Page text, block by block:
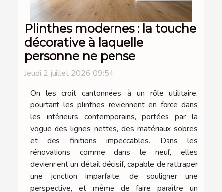
Plinthes modernes : la touche
décorative à laquelle
personne ne pense
Jeudi 2 juillet 2026 09:54
On les croit cantonnées à un rôle utilitaire,
pourtant les plinthes reviennent en force dans
les intérieurs contemporains, portées par la
vogue des lignes nettes, des matériaux sobres
et des finitions impeccables. Dans les
rénovations comme dans le neuf, elles
deviennent un détail décisif, capable de rattraper
une jonction imparfaite, de souligner une
perspective, et même de faire paraître un